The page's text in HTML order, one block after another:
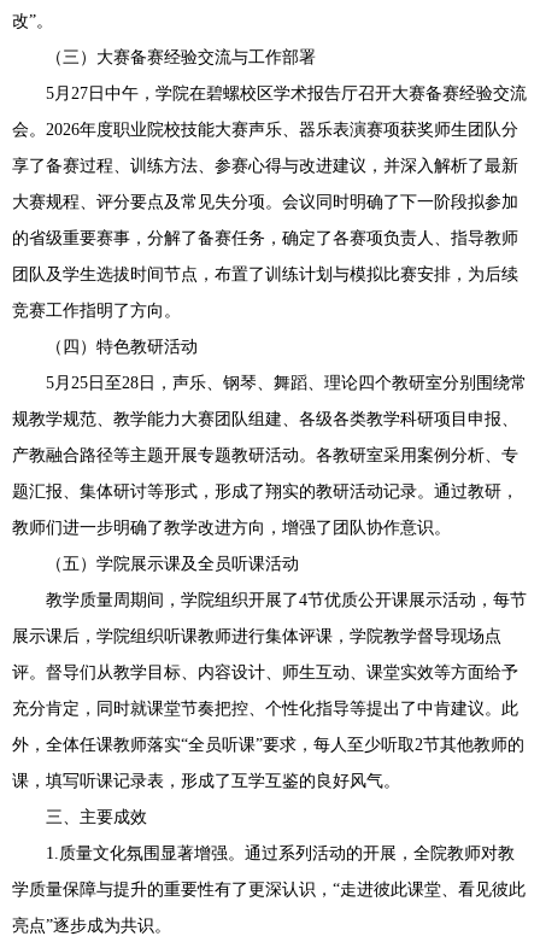
改”。
（三）大赛备赛经验交流与工作部署
5月27日中午，学院在碧螺校区学术报告厅召开大赛备赛经验交流
会。2026年度职业院校技能大赛声乐、器乐表演赛项获奖师生团队分
享了备赛过程、训练方法、参赛心得与改进建议，并深入解析了最新
大赛规程、评分要点及常见失分项。会议同时明确了下一阶段拟参加
的省级重要赛事，分解了备赛任务，确定了各赛项负责人、指导教师
团队及学生选拔时间节点，布置了训练计划与模拟比赛安排，为后续
竞赛工作指明了方向。
（四）特色教研活动
5月25日至28日，声乐、钢琴、舞蹈、理论四个教研室分别围绕常
规教学规范、教学能力大赛团队组建、各级各类教学科研项目申报、
产教融合路径等主题开展专题教研活动。各教研室采用案例分析、专
题汇报、集体研讨等形式，形成了翔实的教研活动记录。通过教研，
教师们进一步明确了教学改进方向，增强了团队协作意识。
（五）学院展示课及全员听课活动
教学质量周期间，学院组织开展了4节优质公开课展示活动，每节
展示课后，学院组织听课教师进行集体评课，学院教学督导现场点
评。督导们从教学目标、内容设计、师生互动、课堂实效等方面给予
充分肯定，同时就课堂节奏把控、个性化指导等提出了中肯建议。此
外，全体任课教师落实“全员听课”要求，每人至少听取2节其他教师的
课，填写听课记录表，形成了互学互鉴的良好风气。
三、主要成效
1.质量文化氛围显著增强。通过系列活动的开展，全院教师对教
学质量保障与提升的重要性有了更深认识，“走进彼此课堂、看见彼此
亮点”逐步成为共识。